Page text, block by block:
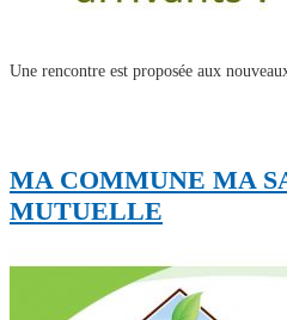
Une rencontre est proposée aux
MA COMMUNE MA
MUTUELLE